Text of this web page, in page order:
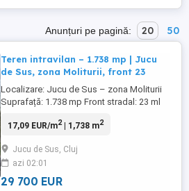
Anunțuri pe pagină: 20 50
Teren intravilan – 1.738 mp | Jucu
de Sus, zona Moliturii, front 23
Localizare: Jucu de Sus – zona Moliturii
Suprafață: 1.738 mp Front stradal: 23 ml
situat la intrarea in Jucu de Sus, dinspre
Judetean. Accesul poate fi realizat si prin
Jucu de Mijloc, direct din DN1C, pe strada
...
17,09 EUR/m2| 1,738 m2
Jucu de Sus, Cluj
azi 02:01
29 700 EUR